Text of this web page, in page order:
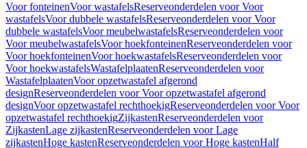
Voor fonteinenVoor wastafelsReserveonderdelen voor Voor
wastafelsVoor dubbele wastafelsReserveonderdelen voor Voor
dubbele wastafelsVoor meubelwastafelsReserveonderdelen voor
Voor meubelwastafelsVoor hoekfonteinenReserveonderdelen voor
Voor hoekfonteinenVoor hoekwastafelsReserveonderdelen voor
Voor hoekwastafelsWastafelplaatenReserveonderdelen voor
WastafelplaatenVoor opzetwastafel afgerond
designReserveonderdelen voor Voor opzetwastafel afgerond
designVoor opzetwastafel rechthoekigReserveonderdelen voor Voor
opzetwastafel rechthoekigZijkastenReserveonderdelen voor
ZijkastenLage zijkastenReserveonderdelen voor Lage
zijkastenHoge kastenReserveonderdelen voor Hoge kastenHalf